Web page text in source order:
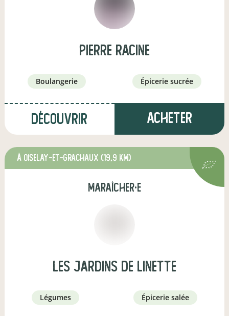
pierre racine
boulangerie épicerie sucrée
Découvrir Acheter
à Oiselay-et-Grachaux (19,9 km)
maraîcher·e
Les jardins de Linette
légumes épicerie salée